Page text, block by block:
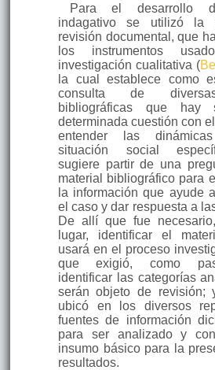
Para el desarrollo
indagativo se utilizó la
revisión documental, que
los instrumentos
investigación cualitativa (
la cual establece como
consulta de
bibliográficas que hay
determinada cuestión con
entender las
situación social
sugiere partir de una
material bibliográfico para
la información que ayude
el caso y dar respuesta a
De allí que fue
lugar, identificar el
usará en el proceso
que exigió, como
identificar las categorías
serán objeto de revisión;
ubicó en los diversos
fuentes de información
para ser analizado y
insumo básico para la
resultados.